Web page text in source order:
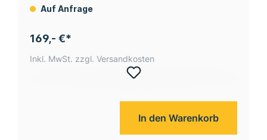
Auf Anfrage
169,- €*
Inkl. MwSt. zzgl. Versandkosten
In den Warenkorb